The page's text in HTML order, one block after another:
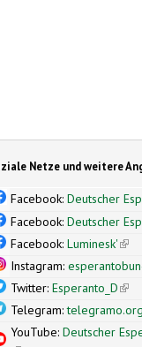
Netze und weitere
Facebook:Deutscher
Facebook:Deutscher
Facebook:Luminesk'
Instagram:
Twitter:Esperanto_D
Telegram:telegramo.org
YouTube:Deutscher